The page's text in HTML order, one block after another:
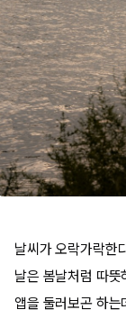
날씨가 오락가락한
날은 봄날처럼 따
앱을 둘러보곤 하